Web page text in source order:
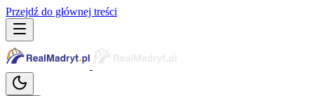
Przejdź do głównej treści